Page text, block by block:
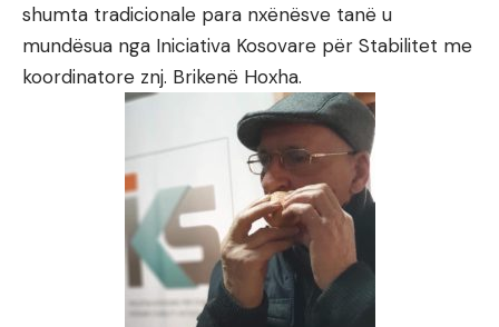
shumta tradicionale para nxënësve tanë u
mundësua nga Iniciativa Kosovare për Stabilitet me
koordinatore znj. Brikenë Hoxha.